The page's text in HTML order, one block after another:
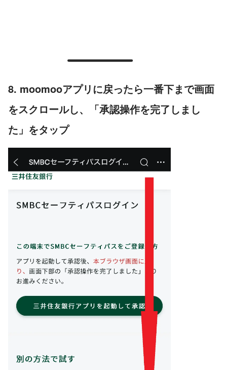
8. moomooアプリに戻ったら一番下まで画面
をスクロールし、「承認操作を完了しまし
た」をタップ